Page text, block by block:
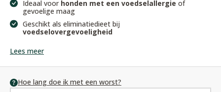
Ideaal voor honden met een voedselallergie of
gevoelige maag
Geschikt als eliminatiedieet bij
voedselovergevoeligheid
Lees meer
Hoe lang doe ik met een worst?